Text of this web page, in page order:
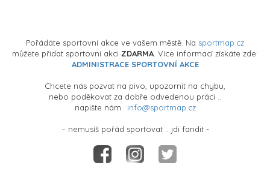
Pořádáte sportovní akce ve vašem městě. Na sportmap.cz
můžete přidat sportovní akci ZDARMA . Více informací získáte zde:
ADMINISTRACE SPORTOVNÍ AKCE
Chcete nás pozvat na pivo, upozornit na chybu,
nebo poděkovat za dobře odvedenou práci ..
napište nám.. info@sportmap.cz
– nemusíš pořád sportovat .. jdi fandit -